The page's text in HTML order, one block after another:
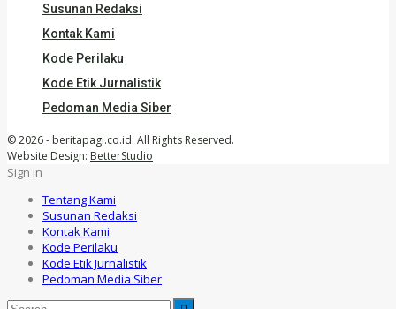
Susunan Redaksi
Kontak Kami
Kode Perilaku
Kode Etik Jurnalistik
Pedoman Media Siber
© 2026 - beritapagi.co.id. All Rights Reserved.
Website Design: BetterStudio
Sign in
Tentang Kami
Susunan Redaksi
Kontak Kami
Kode Perilaku
Kode Etik Jurnalistik
Pedoman Media Siber